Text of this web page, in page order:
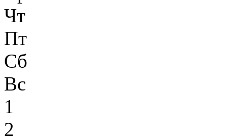
Чт
Пт
Сб
Вс
1
2